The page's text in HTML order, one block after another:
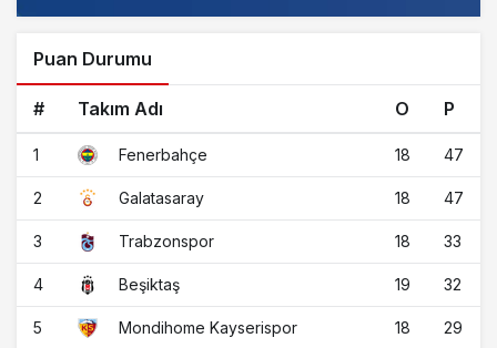
Puan Durumu
# Takım Adı O P
1 Fenerbahçe 18 47
2 Galatasaray 18 47
3 Trabzonspor 18 33
4 Beşiktaş 19 32
5 Mondihome Kayserispor 18 29